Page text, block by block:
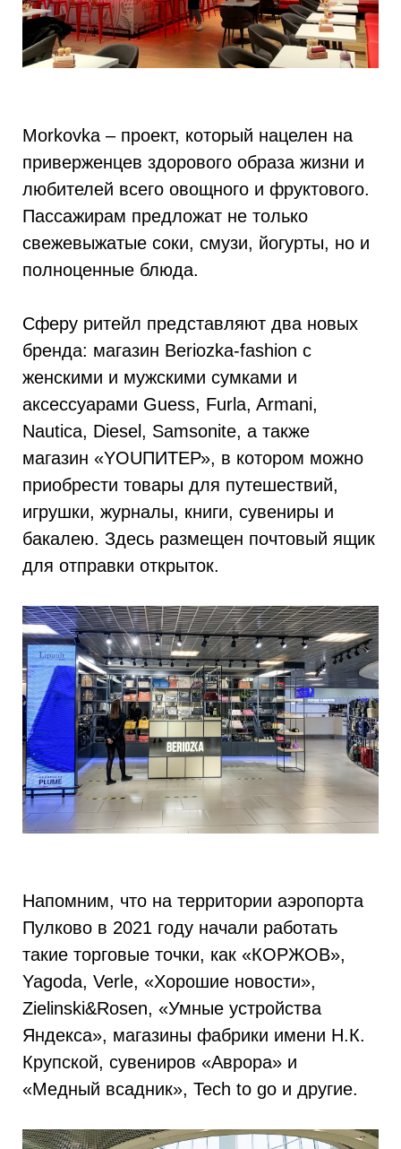
Morkovka – проект, который нацелен на
приверженцев здорового образа жизни и
любителей всего овощного и фруктового.
Пассажирам предложат не только
свежевыжатые соки, смузи, йогурты, но и
полноценные блюда.
Сферу ритейл представляют два новых
бренда: магазин Beriozka-fashion с
женскими и мужскими сумками и
аксессуарами Guess, Furla, Armani,
Nautica, Diesel, Samsonite, а также
магазин «YOUПИТЕР», в котором можно
приобрести товары для путешествий,
игрушки, журналы, книги, сувениры и
бакалею. Здесь размещен почтовый ящик
для отправки открыток.
Напомним, что на территории аэропорта
Пулково в 2021 году начали работать
такие торговые точки, как «КОРЖОВ»,
Yagoda, Verle, «Хорошие новости»,
Zielinski&Rosen, «Умные устройства
Яндекса», магазины фабрики имени Н.К.
Крупской, сувениров «Аврора» и
«Медный всадник», Tech to go и другие.